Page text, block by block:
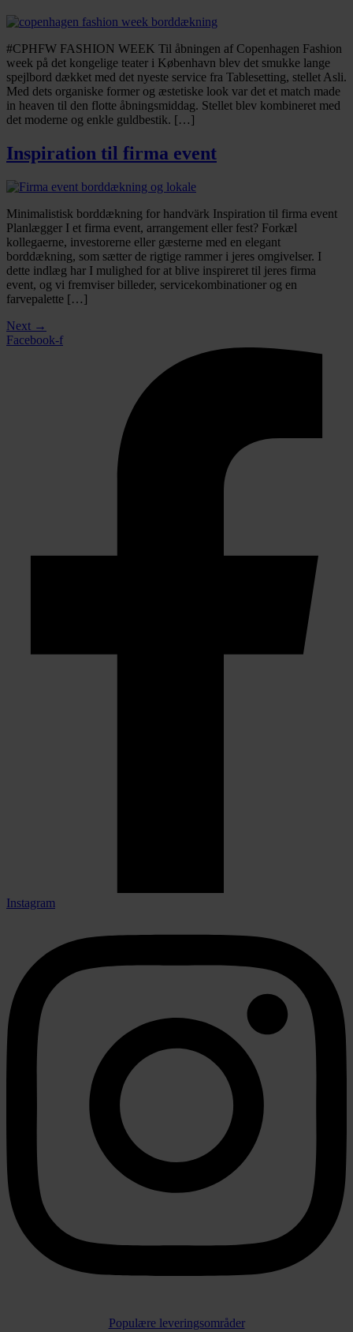
#CPHFW FASHION WEEK Til åbningen af Copenhagen Fashion
week på det kongelige teater i København blev det smukke lange
spejlbord dækket med det nyeste service fra Tablesetting, stellet Asli.
Med dets organiske former og æstetiske look var det et match made
in heaven til den flotte åbningsmiddag. Stellet blev kombineret med
det moderne og enkle guldbestik. […]
Inspiration til firma event
Minimalistisk borddækning for handvärk Inspiration til firma event
Planlægger I et firma event, arrangement eller fest? Forkæl
kollegaerne, investorerne eller gæsterne med en elegant
borddækning, som sætter de rigtige rammer i jeres omgivelser. I
dette indlæg har I mulighed for at blive inspireret til jeres firma
event, og vi fremviser billeder, servicekombinationer og en
farvepalette […]
Next →
Facebook-f
Instagram
Populære leveringsområder